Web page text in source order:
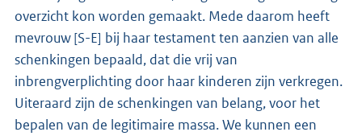
overzicht kon worden gemaakt. Mede daarom heeft
mevrouw [S-E] bij haar testament ten aanzien van alle
schenkingen bepaald, dat die vrij van
inbrengverplichting door haar kinderen zijn verkregen.
Uiteraard zijn de schenkingen van belang, voor het
bepalen van de legitimaire massa. We kunnen een